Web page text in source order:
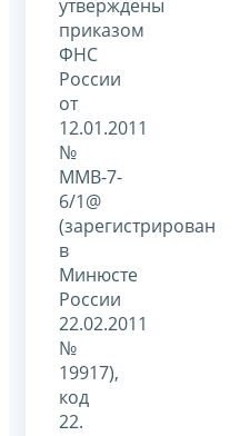
утверждены
приказом
ФНС
России
от
12.01.2011
№
ММВ-7-
6/1@
(зарегистрирован
в
Минюсте
России
22.02.2011
№
19917),
код
22.